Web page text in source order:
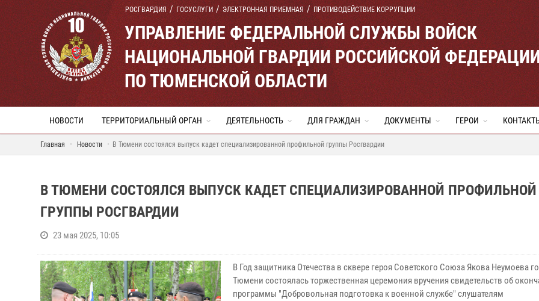
РОСГВАРДИЯ ГОСУСЛУГИ ЭЛЕКТРОННАЯ ПРИЕМНАЯ ПРОТИВОДЕЙСТВИЕ КОРРУПЦИИ
УПРАВЛЕНИЕ ФЕДЕРАЛЬНОЙ СЛУЖБЫ ВОЙСК
НАЦИОНАЛЬНОЙ ГВАРДИИ РОССИЙСКОЙ
ПО ТЮМЕНСКОЙ ОБЛАСТИ
НОВОСТИ ТЕРРИТОРИАЛЬНЫЙ ОРГАН ДЕЯТЕЛЬНОСТЬ ДЛЯ ГРАЖДАН ДОКУМЕНТЫ ГЕРОИ
Главная Новости В Тюмени состоялся выпуск кадет специализированной профильной группы Росгвардии
В ТЮМЕНИ СОСТОЯЛСЯ ВЫПУСК КАДЕТ СПЕЦИАЛИЗИРОВАННОЙ ПРОФИЛЬНОЙ
ГРУППЫ РОСГВАРДИИ
23 мая 2025, 10:05
В Год защитника Отечества в сквере героя Советского Союза Якова Неумоева
Тюмени состоялась торжественная церемония вручения свидетельств об
программы "Добровольная подготовка к военной службе" слушателям